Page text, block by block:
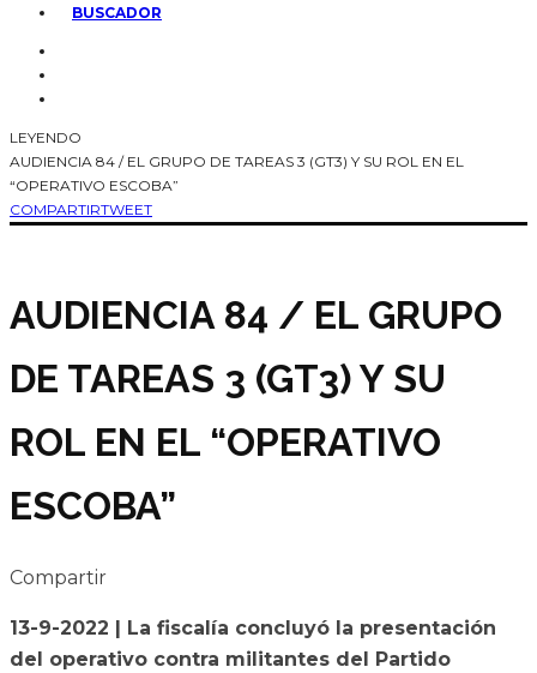
BUSCADOR
LEYENDO
AUDIENCIA 84 / EL GRUPO DE TAREAS 3 (GT3) Y SU ROL EN EL
“OPERATIVO ESCOBA”
COMPARTIRTWEET
AUDIENCIA 84 / EL GRUPO
DE TAREAS 3 (GT3) Y SU
ROL EN EL “OPERATIVO
ESCOBA”
Compartir
13-9-2022 | La fiscalía concluyó la presentación
del operativo contra militantes del Partido